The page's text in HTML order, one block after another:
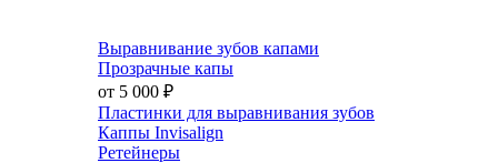
Выравнивание зубов капами
Прозрачные капы
от 5 000 ₽
Пластинки для выравнивания зубов
Каппы Invisalign
Ретейнеры